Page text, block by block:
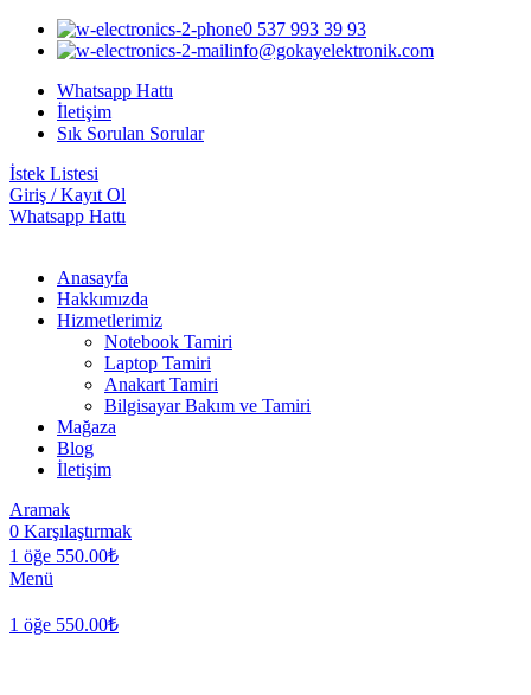
0 537 993 39 93
info@gokayelektronik.com
Whatsapp Hattı
İletişim
Sık Sorulan Sorular
İstek Listesi
Giriş / Kayıt Ol
Whatsapp Hattı
Anasayfa
Hakkımızda
Hizmetlerimiz
Notebook Tamiri
Laptop Tamiri
Anakart Tamiri
Bilgisayar Bakım ve Tamiri
Mağaza
Blog
İletişim
Aramak
0 Karşılaştırmak
1 öğe 550.00₺
Menü
1 öğe 550.00₺